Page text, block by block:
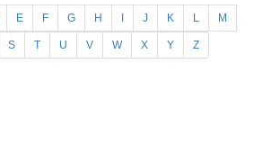
E F G H J K L M
S T U V W X Y Z